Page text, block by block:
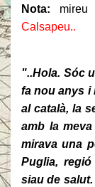
Nota:
Calsapeu..
"..Hola. Sóc
fa nou anys i
al català, la
amb la
mirava una
Puglia,
siau de